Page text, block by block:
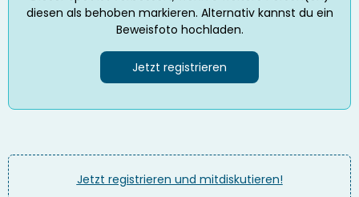
diesen als behoben markieren. Alternativ kannst du ein
Beweisfoto hochladen.
Jetzt registrieren
Jetzt registrieren und mitdiskutieren!